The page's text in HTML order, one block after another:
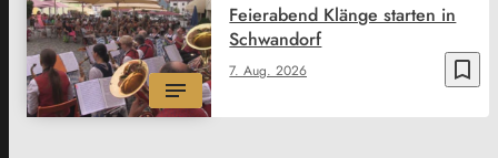
bookmark_border
7. Aug. 2026
Feierabend Klänge starten in
Schwandorf